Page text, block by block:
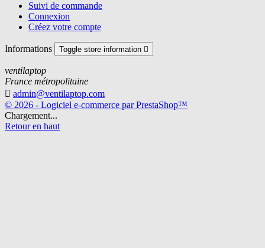
Suivi de commande
Connexion
Créez votre compte
Informations Toggle store information 
ventilaptop
France métropolitaine
 admin@ventilaptop.com
© 2026 - Logiciel e-commerce par PrestaShop™
Chargement...
Retour en haut